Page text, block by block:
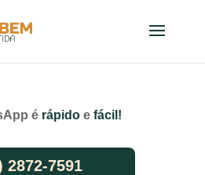
é rápido efácil!
2872-7591